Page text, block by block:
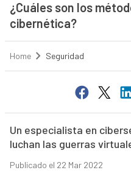
¿Cuáles son los
cibernética?
Home Seguridad
Un especialista en
luchan las guerras
Publicado el 22 Mar 2022